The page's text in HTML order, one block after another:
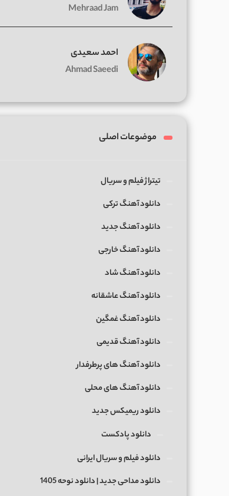
Mehraad Jam
احمد سعیدی
Ahmad Saeedi
موضوعات اصلی
تیتراژ فیلم و سریال
دانلود آهنگ ترکی
دانلود آهنگ جدید
دانلود آهنگ خارجی
دانلود آهنگ شاد
دانلود آهنگ عاشقانه
دانلود آهنگ غمگین
دانلود آهنگ قدیمی
دانلود آهنگ های پرطرفدار
دانلود آهنگ های محلی
دانلود ریمیکس جدید
دانلود پادکست
دانلود فیلم و سریال ایرانی
دانلود مداحی جدید | دانلود نوحه 1405